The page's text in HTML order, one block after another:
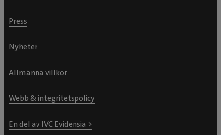
Press
Nyheter
Allmänna villkor
Webb & integritetspolicy
En del av IVC Evidensia >